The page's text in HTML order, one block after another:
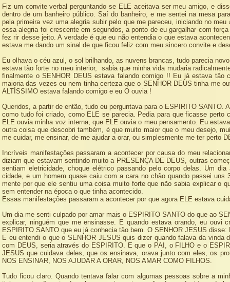
Fiz um convite verbal perguntando se ELE aceitava ser meu amigo, e
dentro de um banheiro público. Saí do banheiro, e me sentei na mesa
pela primeira vez uma alegria subir pelo que me pareceu, iniciando no
essa alegria foi crescente em segundos, a ponto de eu gargalhar com
fez rir desse jeito. A verdade é que eu não entendia o que estava
estava me dando um sinal de que ficou feliz com meu sincero convite e
Eu olhava o céu azul, o sol brilhando, as nuvens brancas, tudo parecia
estava tão forte no meu interior, sabia que minha vida mudaria
finalmente o SENHOR DEUS estava falando comigo !! Eu já estava tão
maioria das vezes eu nem tinha certeza que o SENHOR DEUS tinha me
ALTÍSSIMO estava falando comigo e eu O ouvia !
Queridos, a partir de então, tudo eu perguntava para o ESPIRITO
como tudo foi criado, como ELE se parecia. Pedia para que ficasse
ELE ouvia minha voz interna, que ELE ouvia o meu pensamento. Eu
outra coisa que descobri também, é que muito maior que o meu desejo,
me cuidar, me ensinar, de me ajudar a orar, ou simplesmente me ter perto
Incríveis manifestações passaram a acontecer por causa do meu
diziam que estavam sentindo muito a PRESENÇA DE DEUS, outras
sentiam eletricidade, choque elétrico passando pelo corpo delas. Um
cidade, e um homem quase caiu com a cara no chão quando passei
mente por que ele sentiu uma coisa muito forte que não sabia explicar o
sem entender na época o que tinha acontecido.
Essas manifestações passaram a acontecer por que agora ELE estava
Um dia me senti culpado por amar mais o ESPIRITO SANTO do que ao
explicar, ninguém que me ensinasse. E quando estava orando, eu
ESPIRITO SANTO que eu já conhecia tão bem. O SENHOR JESUS
E eu entendi o que o SENHOR JESUS quis dizer quando falava da
com DEUS, seria através do ESPIRITO. E que o PAI, o FILHO e o
JESUS que cuidava deles, que os ensinava, orava junto com eles, os
NOS ENSINAR, NOS AJUDAR A ORAR, NOS AMAR COMO FILHOS.
Tudo ficou claro. Quando tentava falar com algumas pessoas sobre a